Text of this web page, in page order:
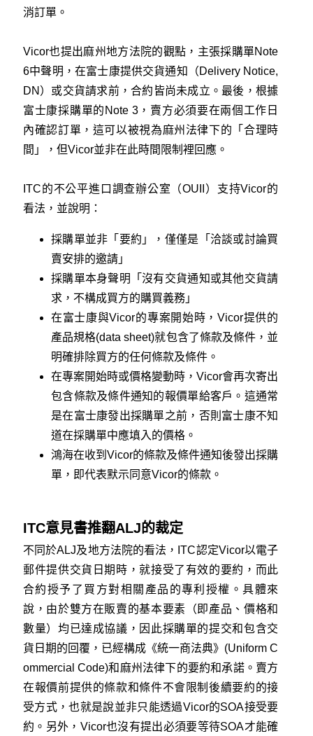
消訂單。
Vicor也提出麻州地方法院的觀點，主張採購單Note
6中聲明，在富士康提供交貨通知（Delivery Notice,
DN）或交貨請求前，合約皆尚未成立。最後，根據
富士康採購單的Note 3，賣方必須要在兩個工作日
內確認訂單，這可以被視為麻州法律下的「合理時
間」，但Vicor並非在此時間限制裡回應。
ITC的不公平進口調查辦公室（OUII）支持Vicor的
看法，並說明：
採購單並非「要約」，僅僅是「洽談或討論買
賣安排的邀請」
採購單本身聲明「沒有交貨通知或其他交貨請
求，不構成買方的購買義務」
在富士康與Vicor的專案開始時，Vicor提供的
產品規格(data sheet)就包含了條款及條件，並
明確排除買方的任何條款及條件。
在專案開始時或價格變動時，Vicor會再次寄出
包含條款及條件通知的報價單給客戶。這通常
是在富士康發出採購單之前，否則富士康不知
道在採購單中應填入的價格。
鴻海在收到Vicor的條款及條件通知後發出採購
單，即代表默示同意Vicor的條款。
ITC意見書推翻ALJ的裁定
不同於ALJ及地方法院的看法，ITC認定Vicor以電子
郵件提供交貨日期時，就接受了有效的要約，而此
合約授予了買方對相關產品的專利授權。具體來
說，由於雙方在販賣的基本要素（即產品、價格和
數量）均已達成協議，因此採購單的提交和包含交
貨日期的回覆，已經構成《統一商法典》(Uniform C
ommercial Code)和麻州法律下的要約和承諾。賣方
在報價前提供的條款和條件不會限制後續要約的接
受方式，也就是說並非只能透過Vicor的SOA接受要
約。另外，Vicor也沒有提出必須要等待SOA才能確